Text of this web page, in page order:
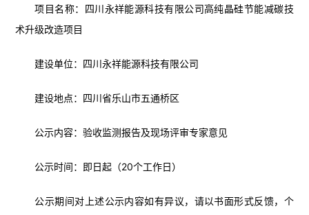
项目名称：四川永祥能源科技有限公司高纯晶硅节能减碳技
术升级改造项目
建设单位：四川永祥能源科技有限公司
建设地点：四川省乐山市五通桥区
公示内容：验收监测报告及现场评审专家意见
公示时间：即日起（20个工作日）
公示期间对上述公示内容如有异议，请以书面形式反馈，个